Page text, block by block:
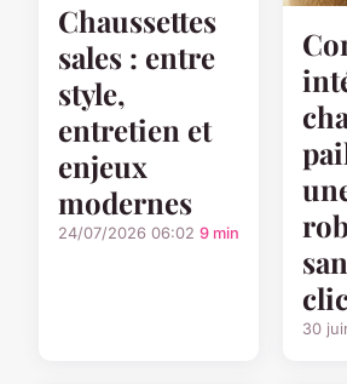
Chaussettes
sales : entre
style,
entretien et
enjeux
modernes
24/07/2026 06:02 9 min
30